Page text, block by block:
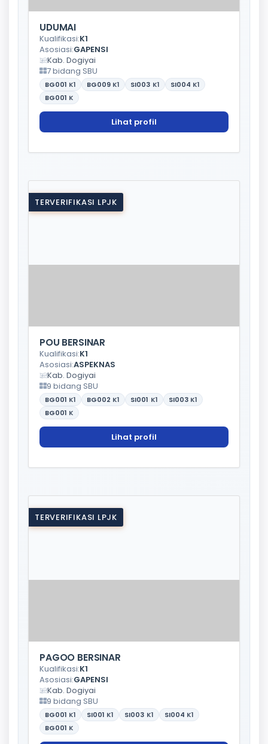
UDUMAI
Kualifikasi:K1
Asosiasi:GAPENSI
Kab. Dogiyai
7 bidang SBU
BG001 K1 BG009 K1 SI003 K1 SI004 K1
BG001 K
Lihat profil
TERVERIFIKASI LPJK
POU BERSINAR
Kualifikasi:K1
Asosiasi:ASPEKNAS
Kab. Dogiyai
9 bidang SBU
BG001 K1 BG002 K1 SI001 K1 SI003 K1
BG001 K
Lihat profil
TERVERIFIKASI LPJK
PAGOO BERSINAR
Kualifikasi:K1
Asosiasi:GAPENSI
Kab. Dogiyai
9 bidang SBU
BG001 K1 SI001 K1 SI003 K1 SI004 K1
BG001 K